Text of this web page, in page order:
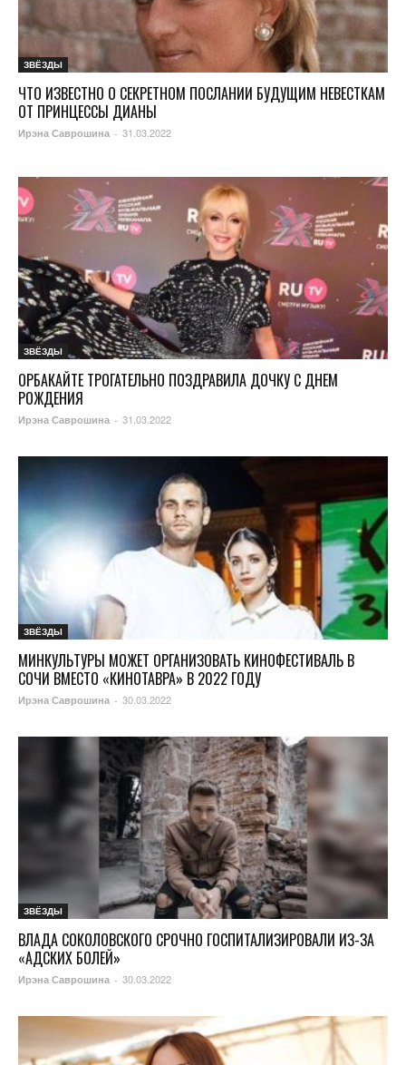
ЗВЁЗДЫ
ЧТО ИЗВЕСТНО О СЕКРЕТНОМ ПОСЛАНИИ БУДУЩИМ НЕВЕСТКАМ
ОТ ПРИНЦЕССЫ ДИАНЫ
Ирэна Саврошина - 31.03.2022
ЗВЁЗДЫ
ОРБАКАЙТЕ ТРОГАТЕЛЬНО ПОЗДРАВИЛА ДОЧКУ С ДНЕМ
РОЖДЕНИЯ
Ирэна Саврошина - 31.03.2022
ЗВЁЗДЫ
МИНКУЛЬТУРЫ МОЖЕТ ОРГАНИЗОВАТЬ КИНОФЕСТИВАЛЬ В
СОЧИ ВМЕСТО «КИНОТАВРА» В 2022 ГОДУ
Ирэна Саврошина - 30.03.2022
ЗВЁЗДЫ
ВЛАДА СОКОЛОВСКОГО СРОЧНО ГОСПИТАЛИЗИРОВАЛИ ИЗ-ЗА
«АДСКИХ БОЛЕЙ»
Ирэна Саврошина - 30.03.2022